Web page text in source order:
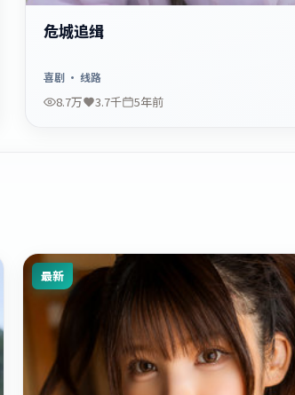
危城追缉
喜剧· 线路
8.7万 3.7千 5年前
最新